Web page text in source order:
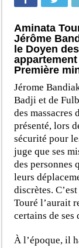
Aminata
Jérôme
le Doyen
Première
Jérome
Badji et de
des massacres
présenté, lors
sécurité pour
juge que ses
des personnes
leurs
discrètes.
Touré l’aurait
certains de ses
À l’époque, il